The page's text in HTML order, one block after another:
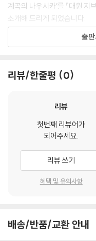
계곡의 나우시카’를 『대원 지
소개해 드리게 되었습니다.
극장 스크린 위로 펼쳐지는
로 만나 보세요.
출
리뷰/한줄평 0
리뷰
첫번째 리뷰어가
되어주세요.
리뷰 쓰기
혜택 및 유의사항
배송/반품/교환 안내